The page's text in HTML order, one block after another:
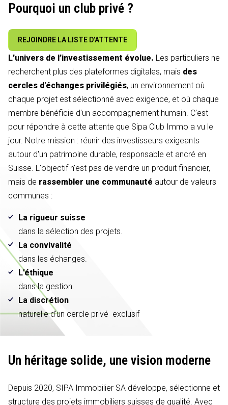
Pourquoi un club privé ?
REJOINDRE LA LISTE D’ATTENTE
L’univers de l’investissement évolue. Les particuliers ne
recherchent plus des plateformes digitales, mais des
cercles d'échanges privilégiés, un environnement où
chaque projet est sélectionné avec exigence, et où chaque
membre bénéficie d'un accompagnement humain. C'est
pour répondre à cette attente que Sipa Club Immo a vu le
jour. Notre mission : réunir des investisseurs exigeants
autour d'un patrimoine durable, responsable et ancré en
Suisse. L'objectif n'est pas de vendre un produit financier,
mais de rassembler une communauté autour de valeurs
communes :
La rigueur suisse
dans la sélection des projets.
La convivalité
dans les échanges.
L’éthique
dans la gestion.
La discrétion
naturelle d'un cercle privé exclusif
Un héritage solide, une vision moderne
Depuis 2020, SIPA Immobilier SA développe, sélectionne et
structure des projets immobiliers suisses de qualité. Avec